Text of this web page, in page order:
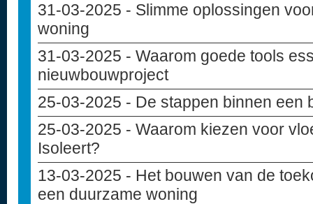
31-03-2025 - Slimme oplossingen
woning
31-03-2025 - Waarom goede tools
nieuwbouwproject
25-03-2025 - De stappen binnen een
25-03-2025 - Waarom kiezen voor
Isoleert?
13-03-2025 - Het bouwen van de
een duurzame woning